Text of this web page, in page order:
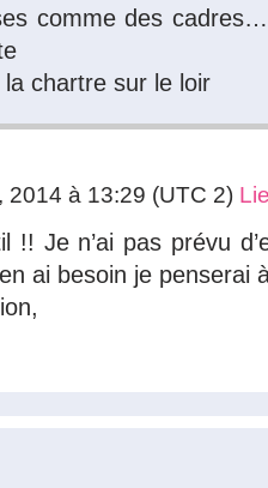
comme des
chartre sur le loir
2014 à 13:29 (UTC 2)
!! Je n’ai pas prévu
ai besoin je penserai